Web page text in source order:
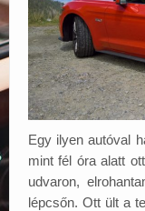
Egy ilyen autóval
mint fél óra alatt
udvaron,
lépcsőn. Ott ült a